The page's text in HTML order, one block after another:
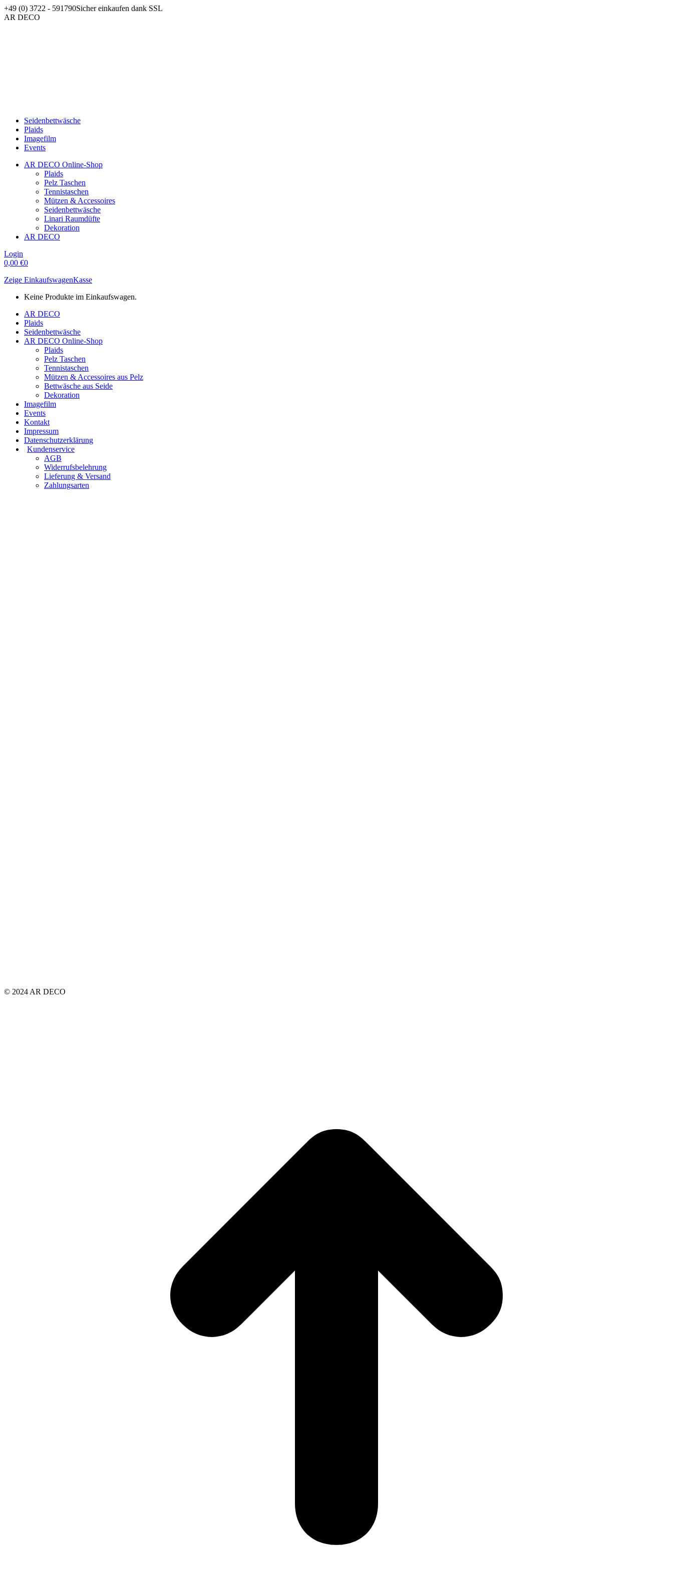
Zum
Inhalt
+49 (0) 3722 - 591790Sicher einkaufen dank SSL
Facebook
AR DECO
Seidenbettwäsche
Plaids
Imagefilm
Events
AR DECO Online-Shop
Plaids
Pelz Taschen
Tennistaschen
Mützen & Accessoires
Seidenbettwäsche
Linari Raumdüfte
Dekoration
AR DECO
Login
0,00 €0
Zeige EinkaufswagenKasse
Keine Produkte im Einkaufswagen.
AR DECO
Plaids
Seidenbettwäsche
AR DECO Online-Shop
Plaids
Pelz Taschen
Tennistaschen
Mützen & Accessoires aus Pelz
Bettwäsche aus Seide
Dekoration
Imagefilm
Events
Kontakt
Impressum
Datenschutzerklärung
Kundenservice
AGB
Widerrufsbelehrung
Lieferung & Versand
Zahlungsarten
© 2024 AR DECO